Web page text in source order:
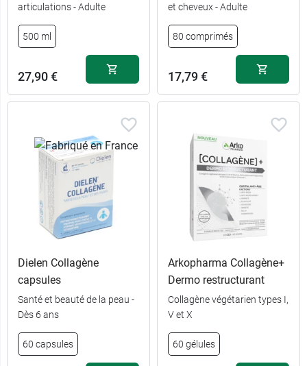
articulations - Adulte
500 ml
27,90 €
et cheveux - Adulte
80 comprimés
17,79 €
Dielen Collagène
capsules
Santé et beauté de la peau -
Dès 6 ans
60 capsules
Arkopharma Collagène+
Dermo restructurant
Collagène végétarien types I,
V et X
60 gélules